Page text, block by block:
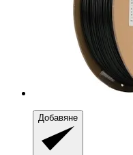
Добавяне